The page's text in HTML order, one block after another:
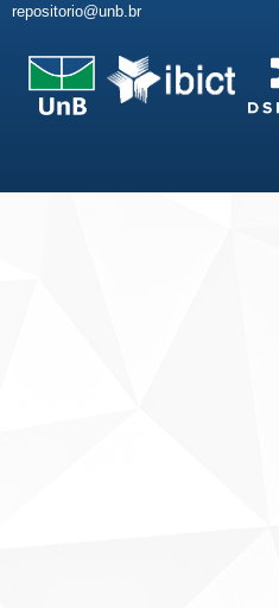
repositorio@unb.br